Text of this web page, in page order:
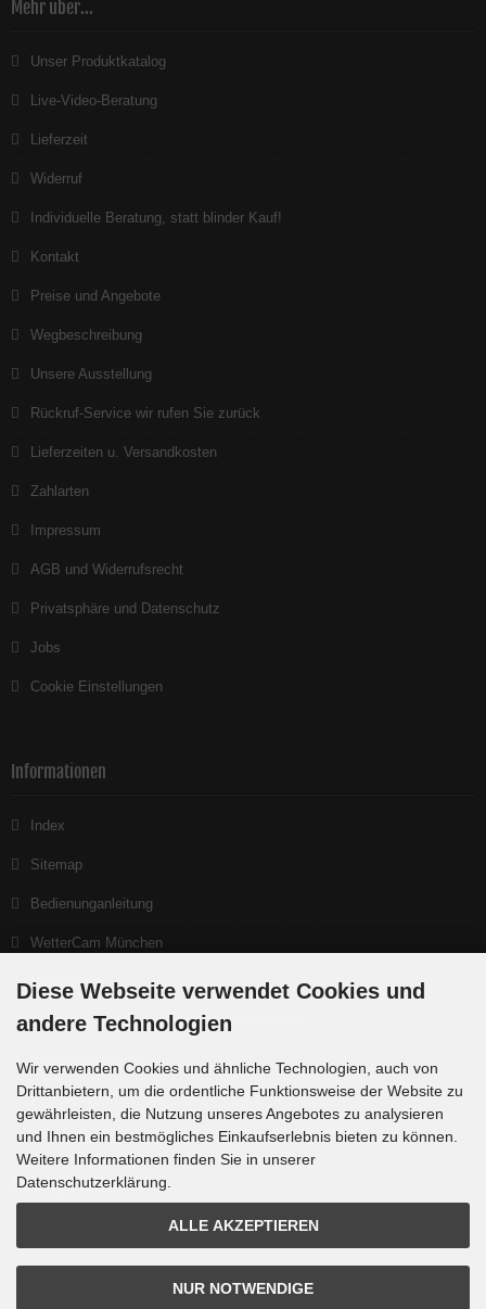
Mehr über...
Unser Produktkatalog
Live-Video-Beratung
Lieferzeit
Widerruf
Individuelle Beratung, statt blinder Kauf!
Kontakt
Preise und Angebote
Wegbeschreibung
Unsere Ausstellung
Rückruf-Service wir rufen Sie zurück
Lieferzeiten u. Versandkosten
Zahlarten
Impressum
AGB und Widerrufsrecht
Privatsphäre und Datenschutz
Jobs
Cookie Einstellungen
Informationen
Index
Sitemap
Bedienunganleitung
WetterCam München
Neuigkeiten
Ein gutes Teleskop beginnt bei der Beratung
Interessante Links
Produktlisten
Zahlungsmethoden
Sprachvariablen befinden sich in der Datei tpl_modified/lang/german/lang_german.custom.
Diese Webseite verwendet Cookies und
andere Technologien
Wir verwenden Cookies und ähnliche Technologien, auch von
Drittanbietern, um die ordentliche Funktionsweise der Website zu
gewährleisten, die Nutzung unseres Angebotes zu analysieren
und Ihnen ein bestmögliches Einkaufserlebnis bieten zu können.
Weitere Informationen finden Sie in unserer
Datenschutzerklärung.
ALLE AKZEPTIEREN
NUR NOTWENDIGE